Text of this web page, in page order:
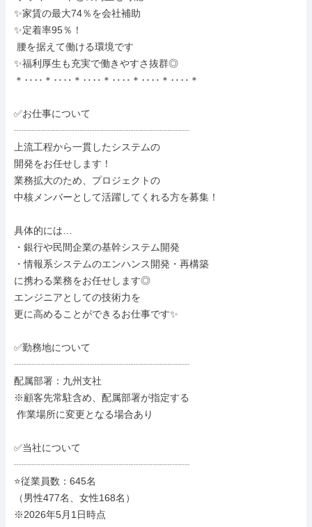
✨家賃の最大74％を会社補助
✨定着率95％！
✨福利厚生も充実で働きやすさ抜群◎
＊‥‥＊‥‥＊‥‥＊‥‥＊‥‥＊‥‥＊
✅お仕事について
┈┈┈┈┈┈┈┈┈┈┈┈┈┈┈┈┈┈
上流工程から一貫したシステムの
開発をお任せします！
業務拡大のため、プロジェクトの
中核メンバーとして活躍してくれる方を募集！
具体的には…
・銀行や民間企業の基幹システム開発
・情報系システムのエンハンス開発・再構築
に携わる業務をお任せします◎
エンジニアとしての技術力を
更に高めることができるお仕事です✨
✅勤務地について
┈┈┈┈┈┈┈┈┈┈┈┈┈┈┈┈┈┈
配属部署：九州支社
※顧客先常駐含め、配属部署が指定する
✅当社について
┈┈┈┈┈┈┈┈┈┈┈┈┈┈┈┈┈┈
⭐従業員数：645名
（男性477名、女性168名）
※2026年5月1日時点